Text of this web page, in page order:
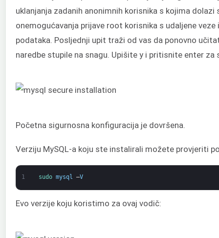
uklanjanja zadanih anonimnih korisnika s kojima dolazi
onemogućavanja prijave root korisnika s udaljene
podataka. Posljednji upit traži od vas da ponovno
naredbe stupile na snagu. Upišite y i pritisnite enter za
Početna sigurnosna konfiguracija je dovršena.
Verziju MySQL-a koju ste instalirali možete provjeriti
1 sudo mysql –V
Evo verzije koju koristimo za ovaj vodič: